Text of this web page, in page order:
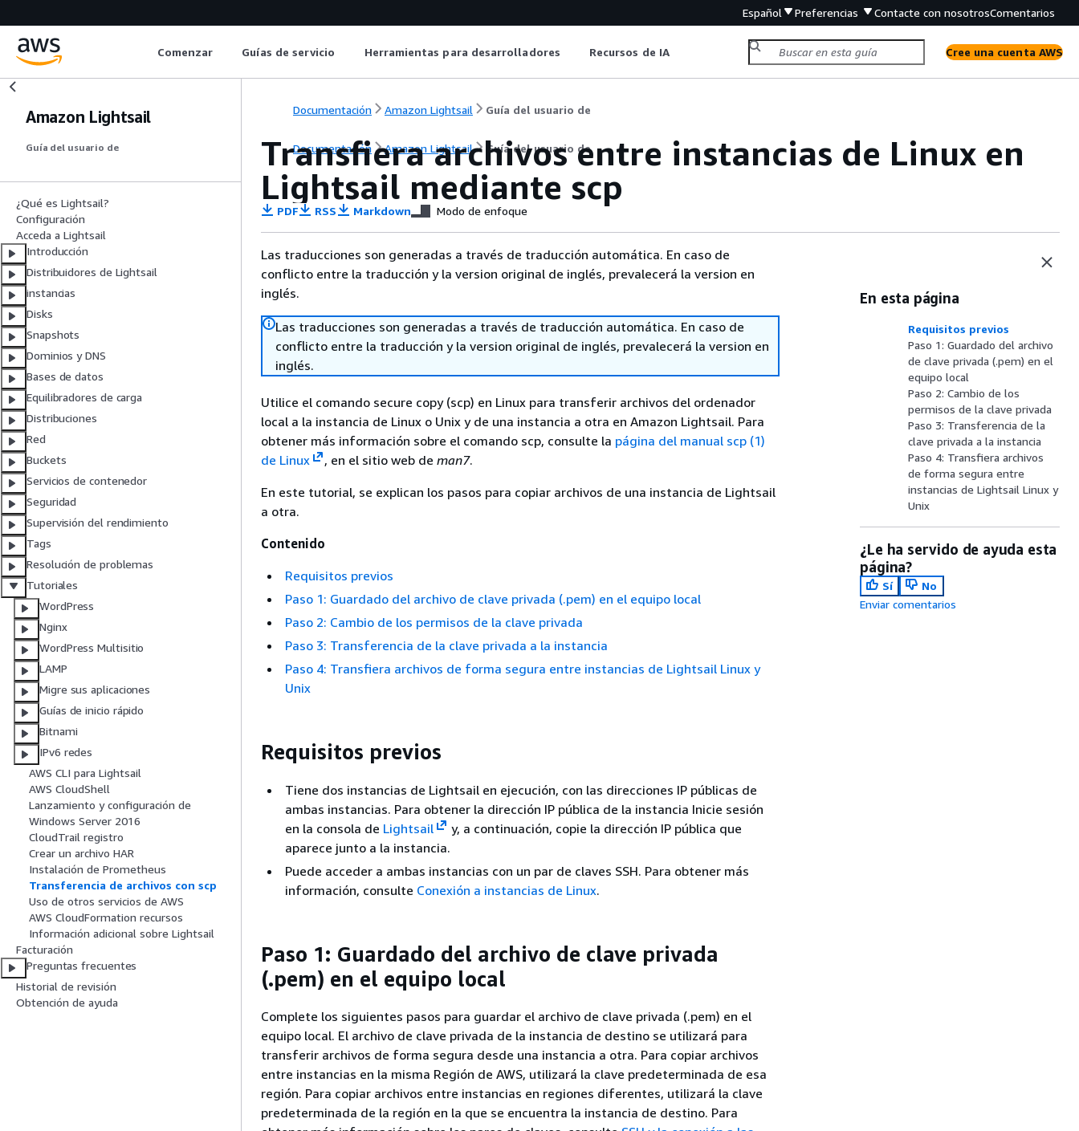
Español Preferencias Contacte con nosotrosComentarios
Comenzar Guías de servicio Herramientas para desarrolladores Recursos de IA Cree una cuenta AWS
Amazon Lightsail
Guía del usuario de
¿Qué es Lightsail?
Configuración
Acceda a Lightsail
Introducción
Distribuidores de Lightsail
instancias
Disks
Snapshots
Dominios y DNS
Bases de datos
Equilibradores de carga
Distribuciones
Red
Buckets
Servicios de contenedor
Seguridad
Supervisión del rendimiento
Tags
Resolución de problemas
Tutoriales
WordPress
Nginx
WordPress Multisitio
LAMP
Migre sus aplicaciones
Guías de inicio rápido
Bitnami
IPv6 redes
AWS CLI para Lightsail
AWS CloudShell
Lanzamiento y configuración de
Windows Server 2016
CloudTrail registro
Crear un archivo HAR
Instalación de Prometheus
Transferencia de archivos con scp
Uso de otros servicios de AWS
AWS CloudFormation recursos
Información adicional sobre Lightsail
Facturación
Preguntas frecuentes
Historial de revisión
Obtención de ayuda
Documentación Amazon Lightsail Guía del usuario de
Documentación Amazon Lightsail Guía del usuario de
Transfiera archivos entre instancias de Linux en
Lightsail mediante scp
PDF RSS Markdown Modo de enfoque
Las traducciones son generadas a través de traducción automática. En caso de
conflicto entre la traducción y la version original de inglés, prevalecerá la version en
inglés.
Las traducciones son generadas a través de traducción automática. En caso de
conflicto entre la traducción y la version original de inglés, prevalecerá la version en
inglés.
Utilice el comando secure copy (scp) en Linux para transferir archivos del ordenador
local a la instancia de Linux o Unix y de una instancia a otra en Amazon Lightsail. Para
obtener más información sobre el comando scp, consulte la página del manual scp (1)
de Linux
, en el sitio web de man7.
En este tutorial, se explican los pasos para copiar archivos de una instancia de Lightsail
a otra.
Contenido
Requisitos previos
Paso 1: Guardado del archivo de clave privada (.pem) en el equipo local
Paso 2: Cambio de los permisos de la clave privada
Paso 3: Transferencia de la clave privada a la instancia
Paso 4: Transfiera archivos de forma segura entre instancias de Lightsail Linux y
Unix
Requisitos previos
Tiene dos instancias de Lightsail en ejecución, con las direcciones IP públicas de
ambas instancias. Para obtener la dirección IP pública de la instancia Inicie sesión
en la consola de Lightsail
y, a continuación, copie la dirección IP pública que
aparece junto a la instancia.
Puede acceder a ambas instancias con un par de claves SSH. Para obtener más
información, consulte Conexión a instancias de Linux.
Paso 1: Guardado del archivo de clave privada
(.pem) en el equipo local
Complete los siguientes pasos para guardar el archivo de clave privada (.pem) en el
equipo local. El archivo de clave privada de la instancia de destino se utilizará para
transferir archivos de forma segura desde una instancia a otra. Para copiar archivos
entre instancias en la misma Región de AWS, utilizará la clave predeterminada de esa
región. Para copiar archivos entre instancias en regiones diferentes, utilizará la clave
predeterminada de la región en la que se encuentra la instancia de destino. Para
En esta página
Requisitos previos
Paso 1: Guardado del archivo
de clave privada (.pem) en el
equipo local
Paso 2: Cambio de los
permisos de la clave privada
Paso 3: Transferencia de la
clave privada a la instancia
Paso 4: Transfiera archivos
de forma segura entre
instancias de Lightsail Linux y
Unix
¿Le ha servido de ayuda esta
página?
Sí
No
Enviar comentarios